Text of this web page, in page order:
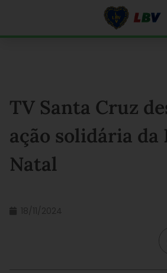
TV Santa Cruz
ação solidária da
Natal
18/11/2024